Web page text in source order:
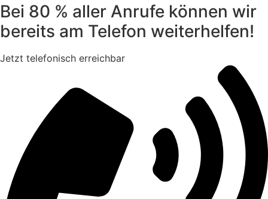
Bei 80 % aller Anrufe können wir
bereits am Telefon weiterhelfen!
Jetzt telefonisch erreichbar